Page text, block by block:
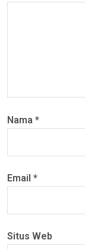
Nama *
Email *
Situs Web